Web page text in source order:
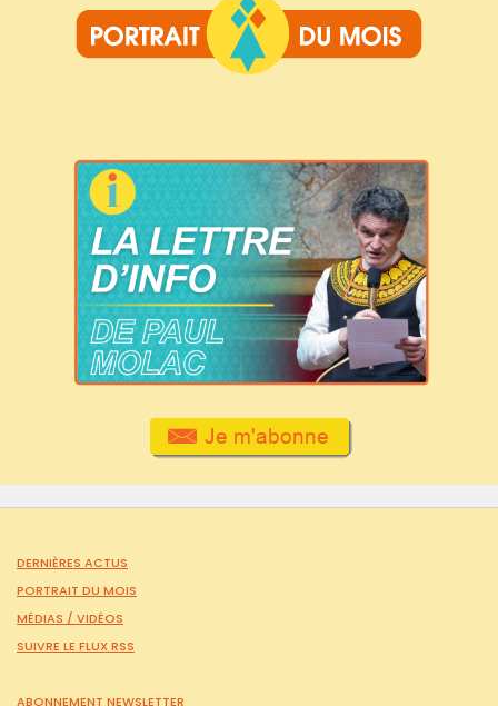
DERNIÈRES ACTUS
PORTRAIT DU MOIS
MÉDIAS / VIDÉOS
SUIVRE LE FLUX RSS
ABONNEMENT NEWSLETTER